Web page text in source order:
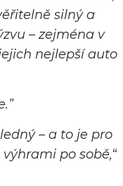
silný a
– zejména v
nejlepší auto
– a to je pro
po sobě,“